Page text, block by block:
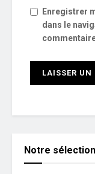
Enregistrer
dans le
Notre sélection